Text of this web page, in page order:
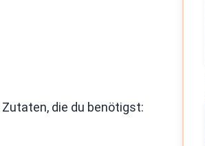
die du benötigst: